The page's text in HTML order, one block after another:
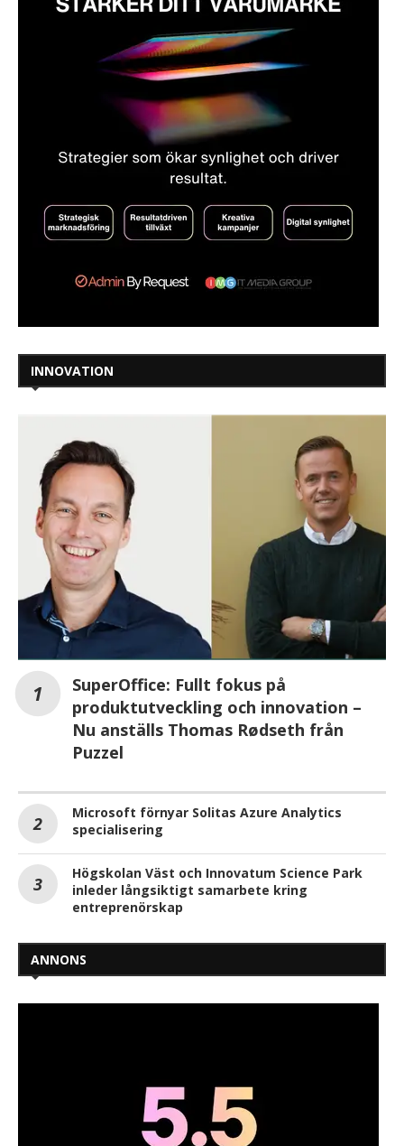
INNOVATION
SuperOffice: Fullt fokus på
produktutveckling och innovation –
Nu anställs Thomas Rødseth från
Puzzel
Microsoft förnyar Solitas Azure Analytics
specialisering
Högskolan Väst och Innovatum Science Park
inleder långsiktigt samarbete kring
entreprenörskap
ANNONS